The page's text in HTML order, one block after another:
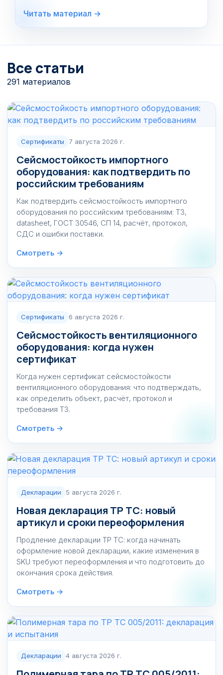
Читать материал →
Все статьи
291 материалов
Сертификаты 7 августа 2026 г.
Сейсмостойкость импортного
оборудования: как подтвердить по
российским требованиям
Как подтвердить сейсмостойкость импортного
оборудования по российским требованиям: ТЗ,
datasheet, ГОСТ 30546, СП 14, расчёт, протокол,
СДС и ошибки поставки.
Смотреть →
Сертификаты 6 августа 2026 г.
Сейсмостойкость вентиляционного
оборудования: когда нужен
сертификат
Когда нужен сертификат сейсмостойкости
вентиляционного оборудования: что подтверждать,
как определить объект, расчёт, протокол и
требования ТЗ.
Смотреть →
Декларации 5 августа 2026 г.
Новая декларация ТР ТС: новый
артикул и сроки переоформления
Продление декларации ТР ТС: когда начинать
оформление новой декларации, какие изменения в
SKU требуют переоформления и что подготовить до
окончания срока действия.
Смотреть →
Декларации 4 августа 2026 г.